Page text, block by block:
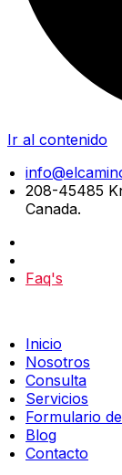
Ir al contenido
208-45485
Canada.
Faq's
Inicio
Nosotros
Consulta
Servicios
Formulario
Blog
Contacto